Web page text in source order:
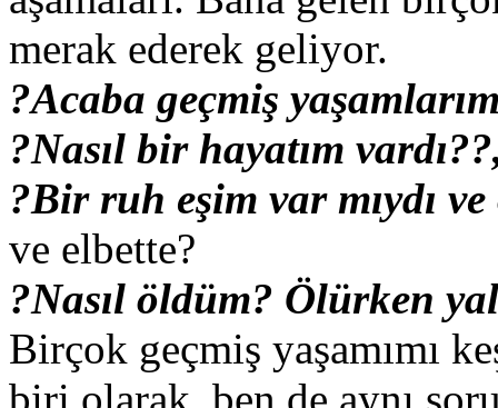
merak ederek geliyor.
?Acaba geçmiş
?Nasıl bir hayatım
?Bir ruh eşim var mıydı
ve elbette?
?Nasıl öldüm? Ölürken
Birçok geçmiş yaşamımı
biri olarak, ben de aynı